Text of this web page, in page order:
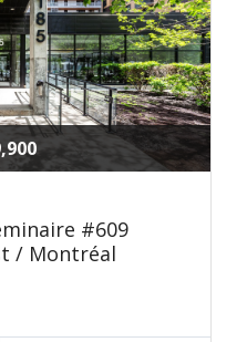
#609
/ Montréal